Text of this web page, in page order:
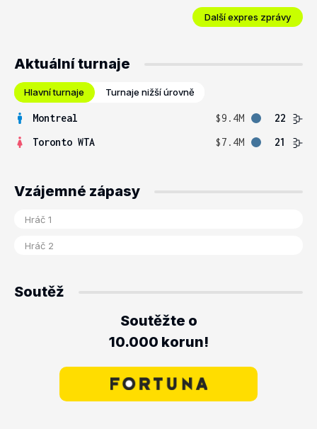
Další expres zprávy
Aktuální turnaje
Hlavní turnaje Turnaje nižší úrovně
Montreal $9.4M
22
Toronto WTA
$7.4M 21
Vzájemné zápasy
Soutěž
Soutěžte o
10.000 korun!